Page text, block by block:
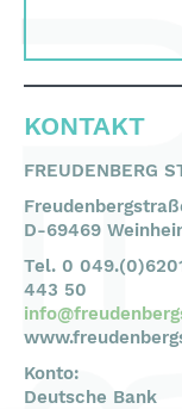
KONTAKT
FREUDENBERG
D-69469
Tel. 0
443 50
Konto:
Deutsche Bank